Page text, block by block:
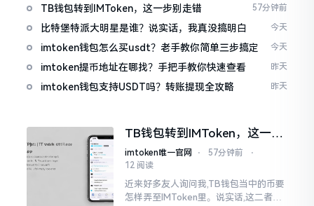
TB钱包转到IMToken，这一步别走错 57分钟前
比特堡特派大明星是谁？说实话，我真没搞明白 今天
imtoken钱包怎么买usdt？老手教你简单三步搞定 今天
imtoken提币地址在哪找？手把手教你快速查看 昨天
imtoken钱包支持USDT吗？转账提现全攻略 昨天
TB钱包转到IMToken，这一步
别走错
imtoken唯一官网 ⋅ 57分钟前
⋅
12 阅读
近来好多友人询问我,TB钱包当中的币要
怎样弄至IMToken里。说实话,这二者皆